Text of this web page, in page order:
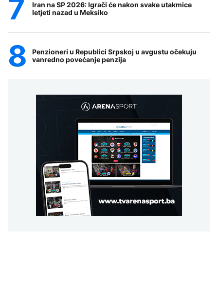
Iran na SP 2026: Igrači će nakon svake utakmice
letjeti nazad u Meksiko
Penzioneri u Republici Srpskoj u avgustu očekuju
vanredno povećanje penzija